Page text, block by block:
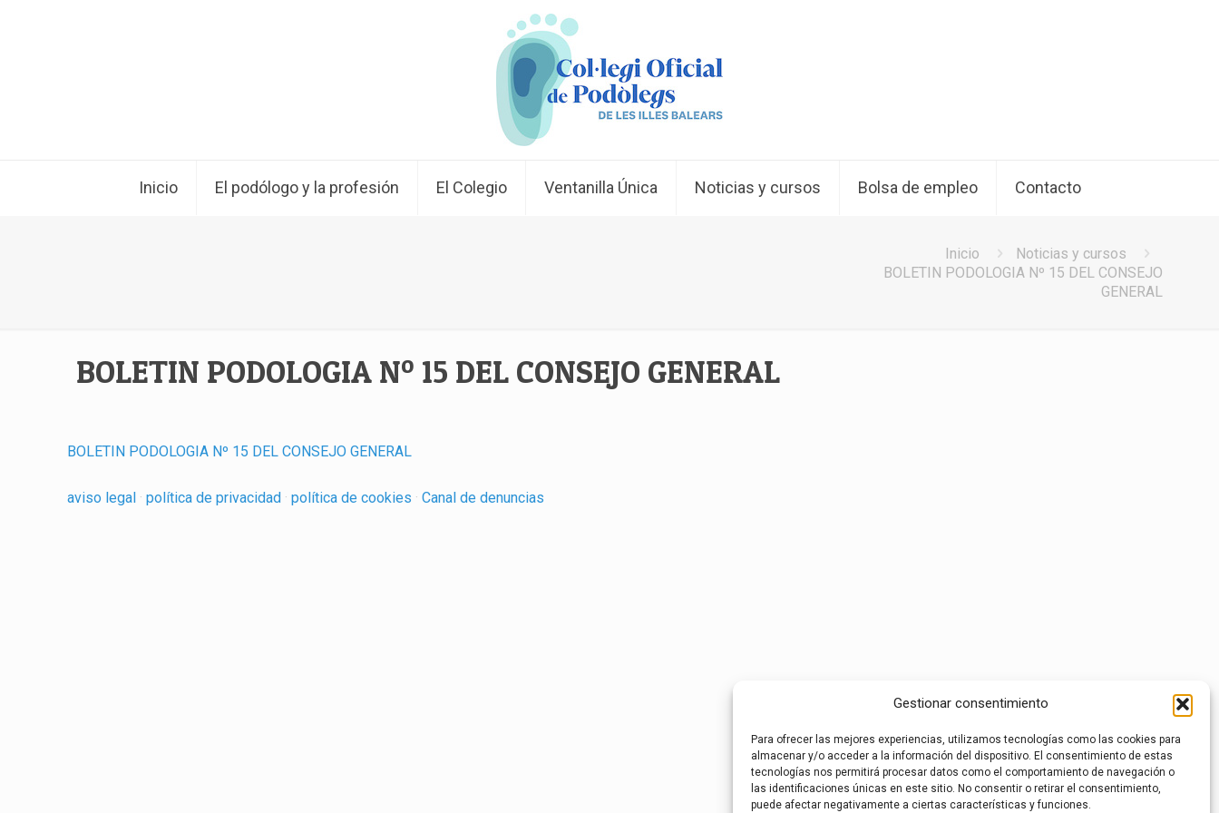
Gestionar consentimiento
Para ofrecer las mejores experiencias, utilizamos tecnologías como las cookies para
almacenar y/o acceder a la información del dispositivo. El consentimiento de estas
tecnologías nos permitirá procesar datos como el comportamiento de navegación o
las identificaciones únicas en este sitio. No consentir o retirar el consentimiento,
puede afectar negativamente a ciertas características y funciones.
Inicio El podólogo y la profesión El Colegio Ventanilla Única Noticias y cursos Bolsa de empleo Contacto
Inicio
Noticias y cursos
BOLETIN PODOLOGIA Nº 15 DEL CONSEJO
GENERAL
BOLETIN PODOLOGIA Nº 15 DEL CONSEJO GENERAL
BOLETIN PODOLOGIA Nº 15 DEL CONSEJO GENERAL
aviso legal · política de privacidad · política de cookies · Canal de denuncias